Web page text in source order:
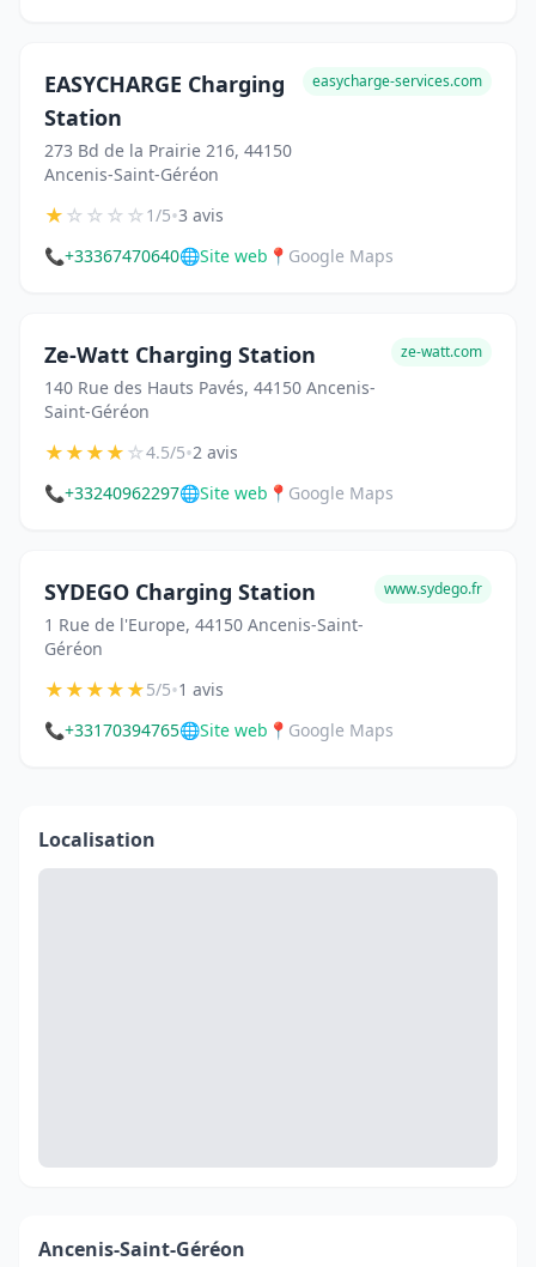
EASYCHARGE Charging
Station
273 Bd de la Prairie 216, 44150
Ancenis-Saint-Géréon
easycharge-services.com
★☆☆☆☆1/5•3 avis
📞+33367470640🌐Site web 📍 Google Maps
Ze-Watt Charging Station
140 Rue des Hauts Pavés, 44150 Ancenis-
Saint-Géréon
ze-watt.com
★★★★☆4.5/5•2 avis
📞+33240962297🌐Site web 📍 Google Maps
SYDEGO Charging Station
1 Rue de l'Europe, 44150 Ancenis-Saint-
Géréon
www.sydego.fr
★★★★★5/5•1 avis
📞+33170394765🌐Site web 📍 Google Maps
Localisation
Ancenis-Saint-Géréon